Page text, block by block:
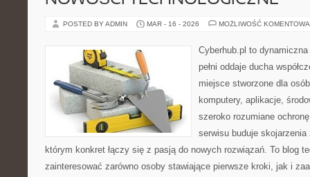
POSTED BY ADMIN MAR - 16 - 2026 MOŻLIWOŚĆ
Cyberhub.pl to
pełni oddaje ducha
miejsce stworzone dla
komputery, aplikacje,
szeroko rozumiane
serwisu buduje
którym konkret łączy się z pasją do nowych rozwiązań. To blog
zainteresować zarówno osoby stawiające pierwsze kroki, jak i